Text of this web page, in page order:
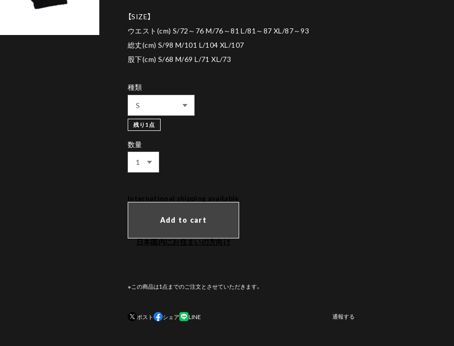
【SIZE】
ウエスト(cm) S/72～76 M/76～81 L/81～87 XL/87～93
総丈(cm) S/98 M/101 L/104 XL/107
股下(cm) S/68 M/69 L/71 XL/73
種類
残り1点
数量
International shipping available
Add to cart
日本国内にお住まいの方向け
※この商品は1点までのご注文とさせていただきます。
ポスト シェア LINE 通報する